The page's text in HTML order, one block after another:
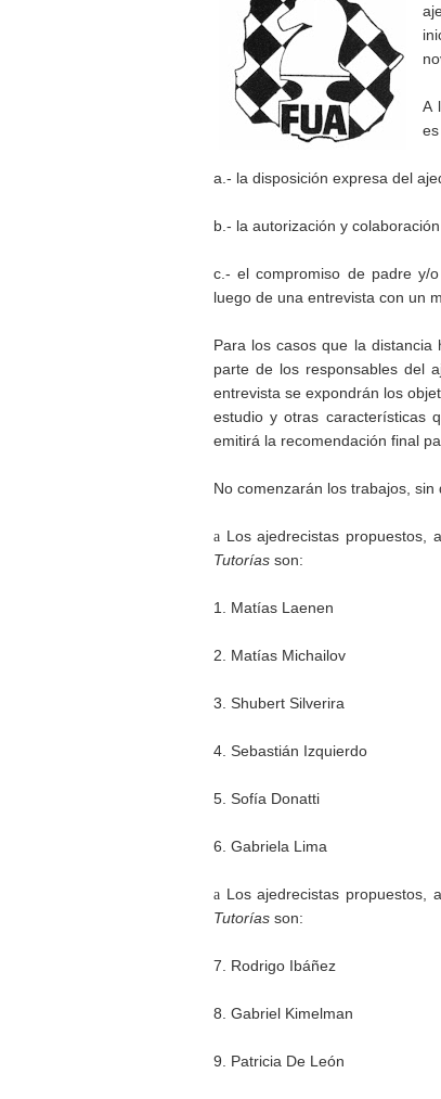
A
a.- la disposición expresa del
b.- la autorización y
c.- el compromiso de padre y/
luego de una entrevista con un
Para los casos que la
parte de los responsables del
entrevista se expondrán los
estudio y otras características
emitirá la recomendación final
No comenzarán los trabajos,
a Los ajedrecistas
Tutorías son:
1. Matías Laenen
2. Matías Michailov
3. Shubert Silverira
4. Sebastián Izquierdo
5. Sofía Donatti
6. Gabriela Lima
a Los ajedrecistas propuestos,
Tutorías son:
7. Rodrigo Ibáñez
8. Gabriel Kimelman
9. Patricia De León